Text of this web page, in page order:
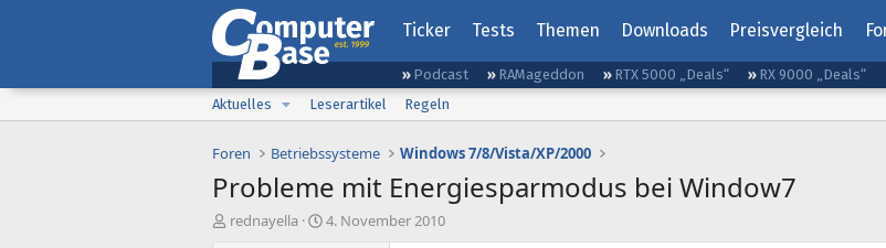
Ticker Tests Themen Downloads Preisvergleich
Podcast RAMageddon RTX 5000 „Deals“ RX 9000 „Deals“
Aktuelles
Leserartikel Regeln
Foren Betriebssysteme Windows 7/8/Vista/XP/2000
Probleme mit Energiesparmodus bei Window7
E
rednayella
E
4. November 2010